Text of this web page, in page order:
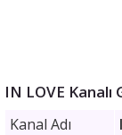
IN LOVE Kanalı
Kanal Adı